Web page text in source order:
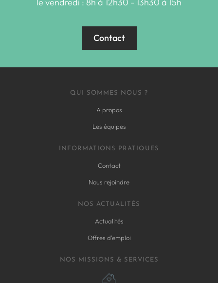
le vendredi : 8h à 12h30 - 13h30 à 15h
Contact
QUI SOMMES NOUS ?
A propos
Les équipes
INFORMATIONS PRATIQUES
Contact
Nous rejoindre
NOS ACTUALITÉS
Actualités
Offres d'emploi
NOS MISSIONS & SERVICES